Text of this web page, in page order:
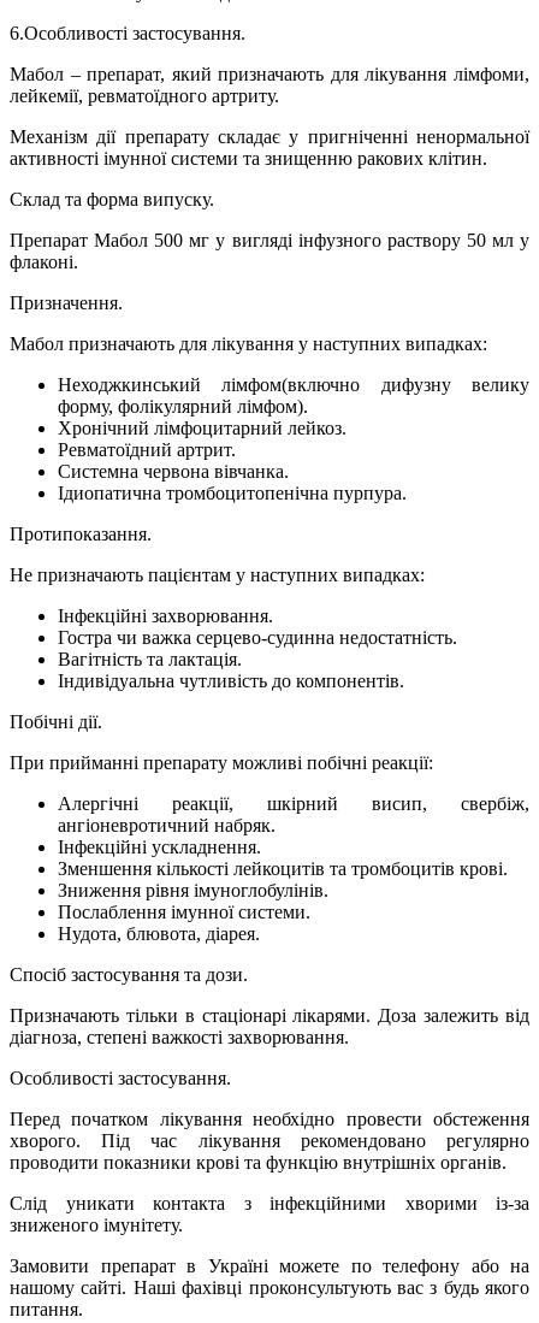
6.Особливості застосування.
Мабол – препарат, який призначають для лікування лімфоми,
лейкемії, ревматоїдного артриту.
Механізм дії препарату складає у пригніченні ненормальної
активності імунної системи та знищенню ракових клітин.
Склад та форма випуску.
Препарат Мабол 500 мг у вигляді інфузного раствору 50 мл у
флаконі.
Призначення.
Мабол призначають для лікування у наступних випадках:
Неходжкинський лімфом(включно дифузну велику
форму, фолікулярний лімфом).
Хронічний лімфоцитарний лейкоз.
Ревматоїдний артрит.
Системна червона вівчанка.
Ідиопатична тромбоцитопенічна пурпура.
Протипоказання.
Не призначають пацієнтам у наступних випадках:
Інфекційні захворювання.
Гостра чи важка серцево-судинна недостатність.
Вагітність та лактація.
Індивідуальна чутливість до компонентів.
Побічні дії.
При прийманні препарату можливі побічні реакції:
Алергічні реакції, шкірний висип, свербіж,
ангіоневротичний набряк.
Інфекційні ускладнення.
Зменшення кількості лейкоцитів та тромбоцитів крові.
Зниження рівня імуноглобулінів.
Послаблення імунної системи.
Нудота, блювота, діарея.
Спосіб застосування та дози.
Призначають тільки в стаціонарі лікарями. Доза залежить від
діагноза, степені важкості захворювання.
Особливості застосування.
Перед початком лікування необхідно провести обстеження
хворого. Під час лікування рекомендовано регулярно
проводити показники крові та функцію внутрішніх органів.
Слід уникати контакта з інфекційними хворими із-за
зниженого імунітету.
Замовити препарат в Україні можете по телефону або на
нашому сайті. Наші фахівці проконсультують вас з будь якого
питання.